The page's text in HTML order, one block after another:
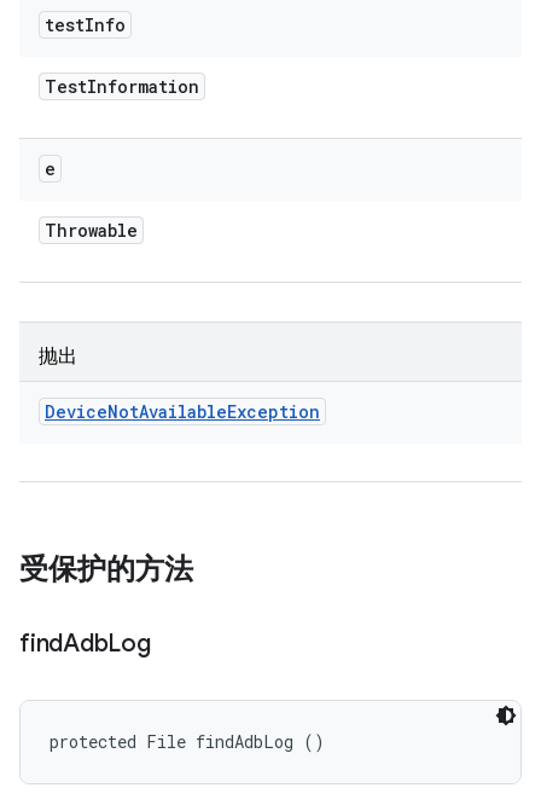
testInfo
TestInformation
e
Throwable
抛出
DeviceNotAvailableException
受保护的方法
findAdbLog
protected File findAdbLog ()